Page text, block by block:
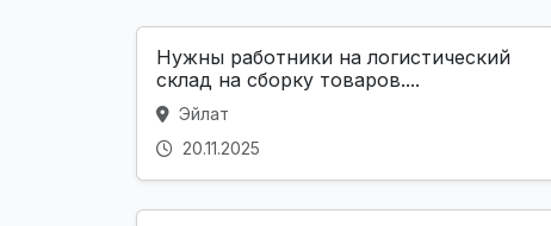
Нужны работники на логистический
склад на сборку товаров....
Эйлат
20.11.2025